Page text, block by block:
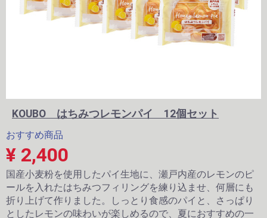
KOUBO はちみつレモンパイ 12個セット
おすすめ商品
¥ 2,400
国産小麦粉を使用したパイ生地に、瀬戸内産のレモンのピ
ールを入れたはちみつフィリングを練り込ませ、何層にも
折り上げて作りました。しっとり食感のパイと、さっぱり
としたレモンの味わいが楽しめるので、夏におすすめの一